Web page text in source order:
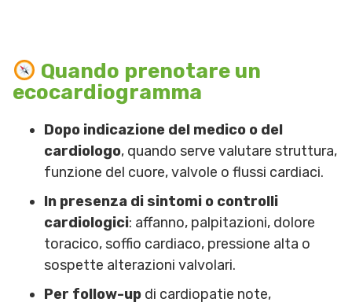
Quando prenotare un
ecocardiogramma
Dopo indicazione del medico o del
cardiologo, quando serve valutare struttura,
funzione del cuore, valvole o flussi cardiaci.
In presenza di sintomi o controlli
cardiologici: affanno, palpitazioni, dolore
toracico, soffio cardiaco, pressione alta o
sospette alterazioni valvolari.
Per follow-up di cardiopatie note,